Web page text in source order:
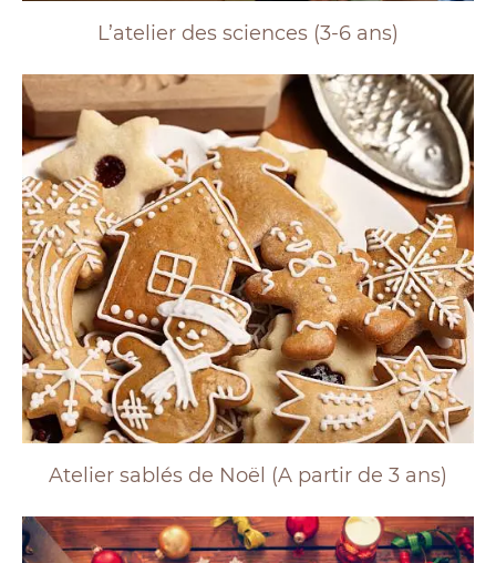
L’atelier des sciences (3-6 ans)
Atelier sablés de Noël (A partir de 3 ans)